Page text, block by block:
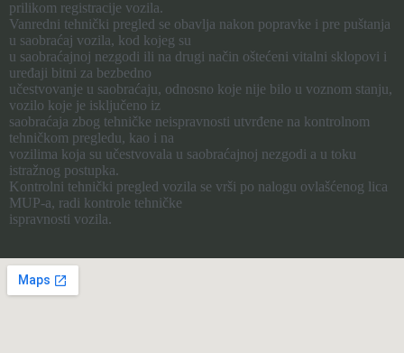
prilikom registracije vozila.
Vanredni tehnički pregled se obavlja nakon popravke i pre puštanja
u saobraćaj vozila, kod kojeg su
u saobraćajnoj nezgodi ili na drugi način oštećeni vitalni sklopovi i
uređaji bitni za bezbedno
učestvovanje u saobraćaju, odnosno koje nije bilo u voznom stanju,
vozilo koje je isključeno iz
saobraćaja zbog tehničke neispravnosti utvrđene na kontrolnom
tehničkom pregledu, kao i na
vozilima koja su učestvovala u saobraćajnoj nezgodi a u toku
istražnog postupka.
Kontrolni tehnički pregled vozila se vrši po nalogu ovlašćenog lica
MUP-a, radi kontrole tehničke
ispravnosti vozila.